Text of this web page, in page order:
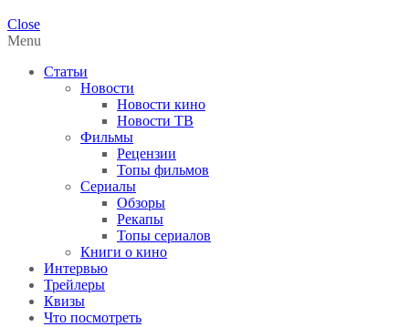
Close
Menu
Статьи
Новости
Новости кино
Новости ТВ
Фильмы
Рецензии
Топы фильмов
Сериалы
Обзоры
Рекапы
Топы сериалов
Книги о кино
Интервью
Трейлеры
Квизы
Что посмотреть